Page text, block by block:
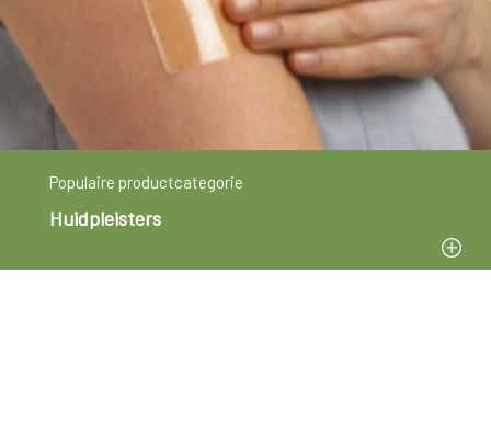
Populaire productcategorie
Huidpleisters